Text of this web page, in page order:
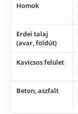
Homok
Erdei talaj
(avar, földút)
Kavicsos felület
Beton, aszfalt